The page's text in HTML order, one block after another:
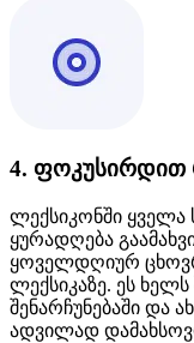
4. ფოკუსირდით
ლექსიკონში ყველა
ყურადღება
ყოველდღიურ
ლექსიკაზე. ეს
შენარჩუნებაში და
ადვილად